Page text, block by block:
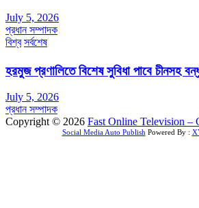
July 5, 2026
প্রধান সম্পাদক
বিশ্ব সর্বশেষ
হরমুজ প্রণালিতে বিশেষ সুবিধা পাবে চীনসহ
July 5, 2026
প্রধান সম্পাদক
Copyright © 2026 Fast Online Television
Social Media Auto Publish Powered By :